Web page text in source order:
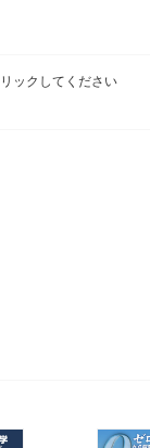
ックしてください